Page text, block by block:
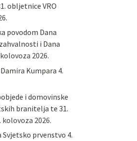
obljetnice VRO
povodom Dana
i Dana
2026.
Kumpara 4.
i domovinske
branitelja te 31.
kolovoza 2026.
Svjetsko prvenstvo 4.